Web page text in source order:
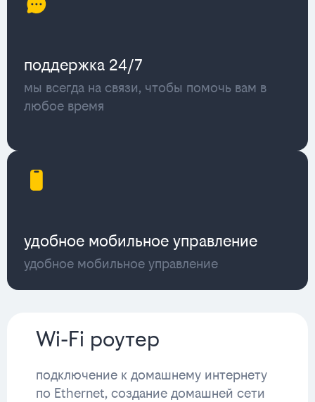
поддержка 24/7
мы всегда на связи, чтобы помочь вам в
любое время
удобное мобильное управление
удобное мобильное управление
Wi-Fi роутер
подключение к домашнему интернету
по Ethernet, создание домашней сети